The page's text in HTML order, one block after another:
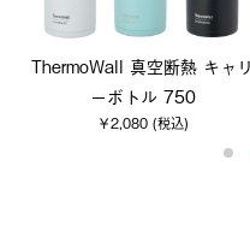
ThermoWall 真空断熱 キャリ
ーボトル 750
￥2,080 (税込)